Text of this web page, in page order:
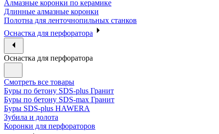
Алмазные коронки по керамике
Длинные алмазные коронки
Полотна для ленточнопильных станков
Оснастка для перфоратора
Оснастка для перфоратора
Смотреть все товары
Буры по бетону SDS-plus Гранит
Буры по бетону SDS-max Гранит
Буры SDS-plus HAWERA
Зубила и долота
Коронки для перфораторов